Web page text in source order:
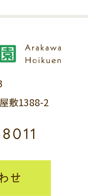
敷1388-2
せ